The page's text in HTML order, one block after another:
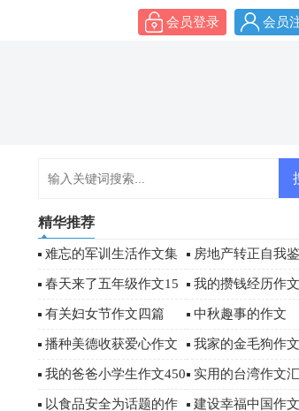
会员登录 会员
精华推荐
难忘的军训生活作文集
合6篇
房地产转正自我
春天来了五年级作文15
篇
我的攒钱经历作文
有关妇女节作文四篇 中秋趣事的作文
播种美德收获爱心作文 我家的金毛狗作
篇
我的爸爸小学生作文450
字
实用的台湾作文
以食品安全为话题的作 建设幸福中国作